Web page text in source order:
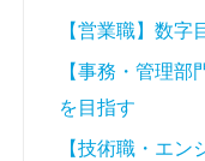
【営業職】数
【事務・管理
を目指す
【技術職・エ